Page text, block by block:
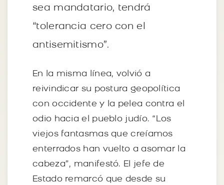
sea mandatario, tendrá
“tolerancia cero con el
antisemitismo”.
En la misma línea, volvió a
reivindicar su postura geopolítica
con occidente y la pelea contra el
odio hacia el pueblo judío. “Los
viejos fantasmas que creíamos
enterrados han vuelto a asomar la
cabeza”, manifestó. El jefe de
Estado remarcó que desde su